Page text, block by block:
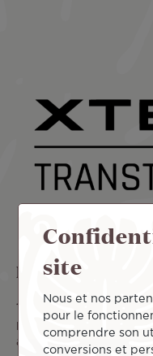
La XTerra Tahiti
17 Mar 2026
passionnés de sport
au coeur de la Polynésie
site
Nous et nos
pour le
comprendre son
conversions et